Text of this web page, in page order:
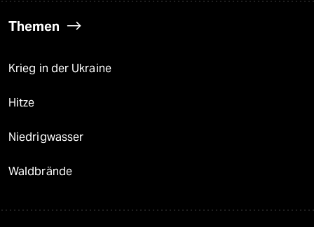
Themen
Krieg in der Ukraine
Hitze
Niedrigwasser
Waldbrände